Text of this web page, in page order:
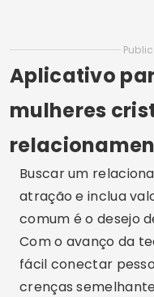
Aplicativo
mulheres
Buscar um
atração e inclua
comum é o desejo
Com o avanço da
fácil conectar
crenças